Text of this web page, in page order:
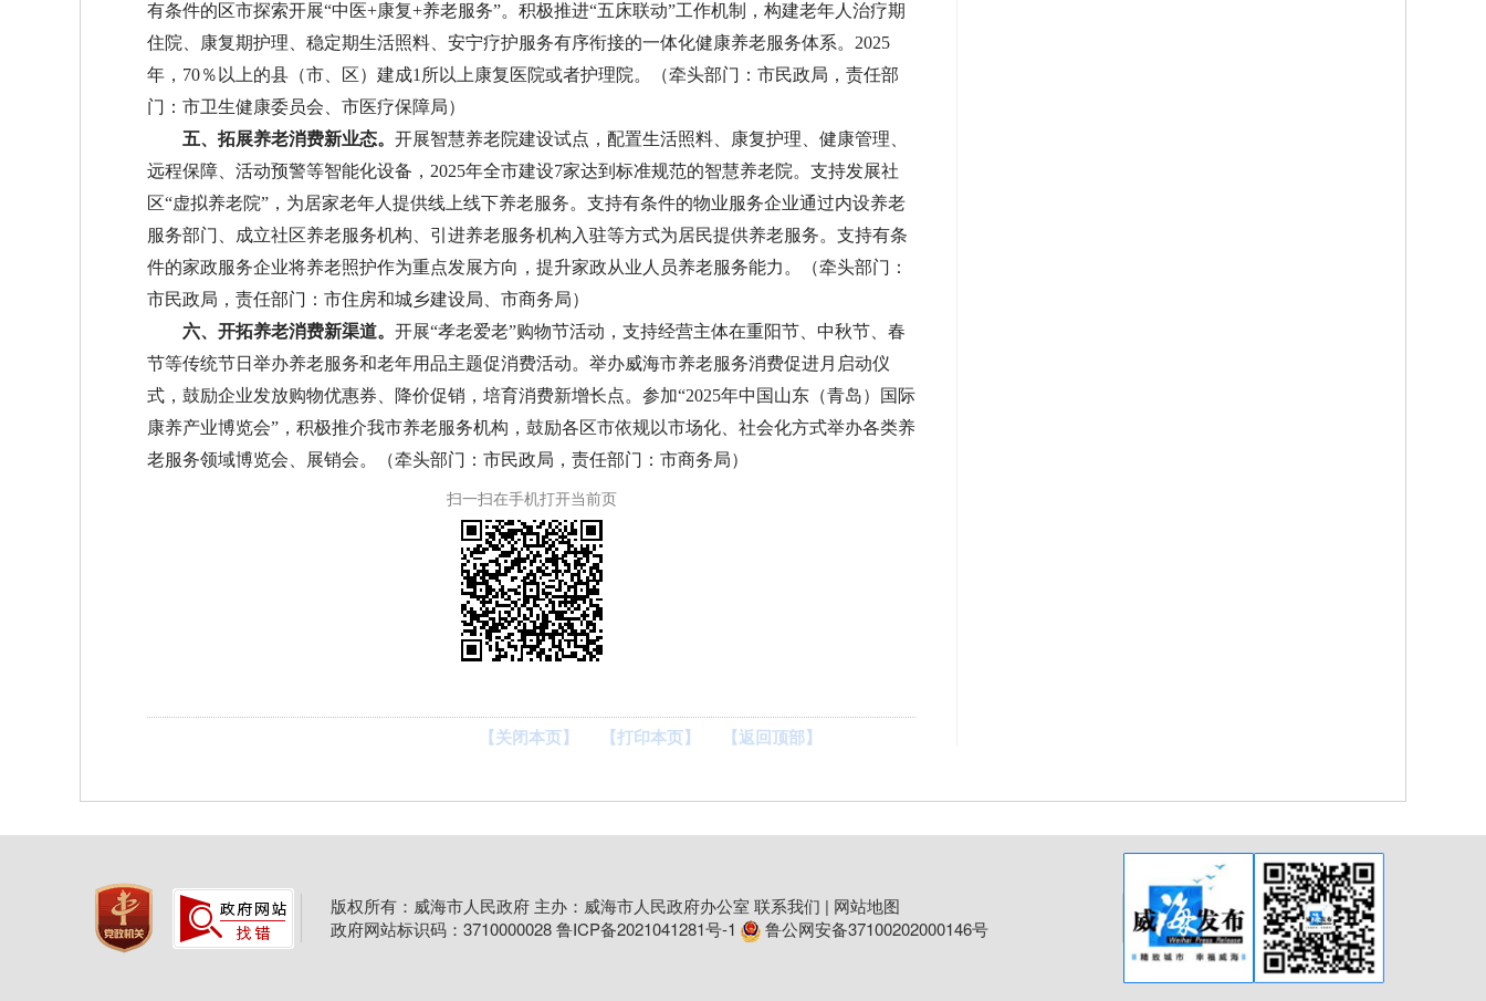
有条件的区市探索开展“中医+康复+养老服务”。积极推进“五床联动”工作机制，构建老年人治疗期
住院、康复期护理、稳定期生活照料、安宁疗护服务有序衔接的一体化健康养老服务体系。2025
年，70％以上的县（市、区）建成1所以上康复医院或者护理院。（牵头部门：市民政局，责任部
门：市卫生健康委员会、市医疗保障局）
五、拓展养老消费新业态。 开展智慧养老院建设试点，配置生活照料、康复护理、健康管理、
远程保障、活动预警等智能化设备，2025年全市建设7家达到标准规范的智慧养老院。支持发展社
区“虚拟养老院”，为居家老年人提供线上线下养老服务。支持有条件的物业服务企业通过内设养老
服务部门、成立社区养老服务机构、引进养老服务机构入驻等方式为居民提供养老服务。支持有条
件的家政服务企业将养老照护作为重点发展方向，提升家政从业人员养老服务能力。（牵头部门：
市民政局，责任部门：市住房和城乡建设局、市商务局）
六、开拓养老消费新渠道。 开展“孝老爱老”购物节活动，支持经营主体在重阳节、中秋节、春
节等传统节日举办养老服务和老年用品主题促消费活动。举办威海市养老服务消费促进月启动仪
式，鼓励企业发放购物优惠券、降价促销，培育消费新增长点。参加“2025年中国山东（青岛）国际
康养产业博览会”，积极推介我市养老服务机构，鼓励各区市依规以市场化、社会化方式举办各类养
老服务领域博览会、展销会。（牵头部门：市民政局，责任部门：市商务局）
扫一扫在手机打开当前页
【关闭本页】 【打印本页】 【返回顶部】
版权所有：威海市人民政府 主办：威海市人民政府办公室 联系我们 | 网站地图
政府网站标识码：3710000028鲁ICP备2021041281号-1 鲁公网安备37100202000146号